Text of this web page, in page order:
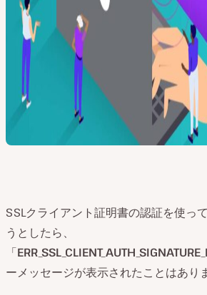
SSLクライアント証明書の認証を使っ
うとしたら、
「
ーメッセージが表示されたことはあり